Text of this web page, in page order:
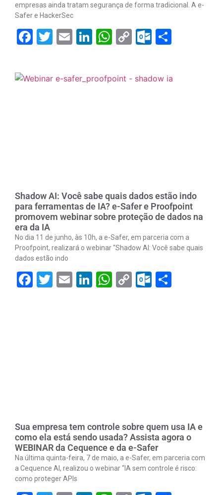
empresas ainda tratam segurança de forma tradicional. A e-
Safer e HackerSec
Facebook
Twitter
EmailLinkedIn
WhatsApp
Copy
Shadow AI: Você sabe quais dados estão indo
para ferramentas de IA? e-Safer e Proofpoint
promovem webinar sobre proteção de dados na
era da IA
No dia 11 de junho, às 10h, a e-Safer, em parceria com a
Proofpoint, realizará o webinar “Shadow AI: Você sabe quais
dados estão indo
Facebook
Twitter
EmailLinkedIn
WhatsApp
Copy
Sua empresa tem controle sobre quem usa IA e
como ela está sendo usada? Assista agora o
WEBINAR da Cequence e da e-Safer
Na última quinta-feira, 7 de maio, a e-Safer, em parceria com
a Cequence AI, realizou o webinar “IA sem controle é risco:
como proteger APIs